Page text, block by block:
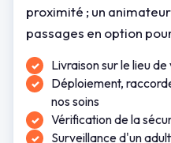
proximité ; un
passages en option
Livraison sur le lieu
Déploiement,
nos soins
Vérification de la
Surveillance d'un